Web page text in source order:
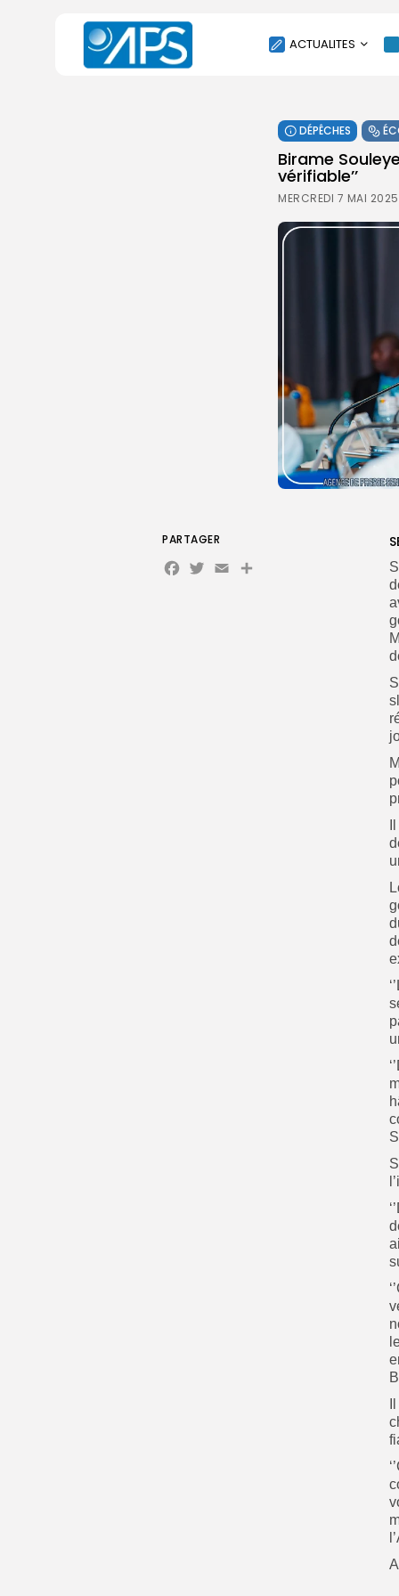
ACTUALITES
SOCIÉTÉ
ÉCONOMIE
CULTURE
ENVIRONNEMENT
DÉPÊCHES
Birame
vérifiable’’
MERCREDI 7 MAI
PARTAGER
Facebook
Twitter
EmailPartager